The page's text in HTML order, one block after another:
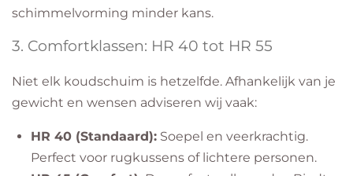
schimmelvorming minder kans.
​3. Comfortklassen: HR 40 tot HR 55
​Niet elk koudschuim is hetzelfde. Afhankelijk van je
gewicht en wensen adviseren wij vaak:
HR 40 (Standaard): Soepel en veerkrachtig.
Perfect voor rugkussens of lichtere personen.